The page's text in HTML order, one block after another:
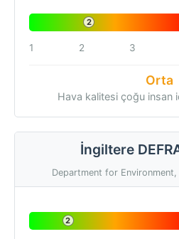
2
1 2 3
Orta
Hava kalitesi çoğu insan
İngiltere
Department for
2